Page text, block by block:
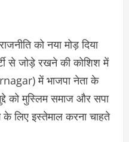
को नया मोड़ दिया
से जोड़े रखने की कोशिश में
में भाजपा नेता के
को मुस्लिम समाज और सपा
के लिए इस्तेमाल करना चाहते